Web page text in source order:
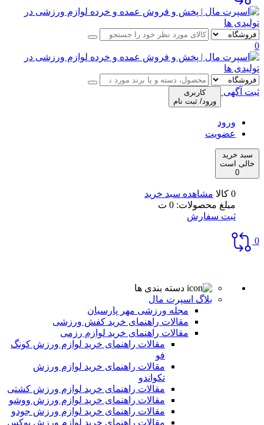
0
ثبت آگهی
کاربری
ورود/ ثبت نام
ورود
عضویت
سبد خرید
خالی است
0
0 کالا
مشاهده سبد خرید
مبلغ محصولات: 0 ت
ثبت سفارش
0
دسته بندی ها
بلاگ اسپرت مال
مجله ورزشی مهر پارسیان
مقالات راهنمای خرید کفش ورزشی
مقالات راهنمای خرید لوازم رزمی
مقالات راهنمای خرید لوازم ورزش کونگ
فو
مقالات راهنمای خرید لوازم ورزش
تکواندو
مقالات راهنمای خرید لوازم ورزش کشتی
مقالات راهنمای خرید لوازم ورزش ووشو
مقالات راهنمای خرید لوازم ورزش جودو
مقالات راهنمای خرید لوازم ورزش بوکس